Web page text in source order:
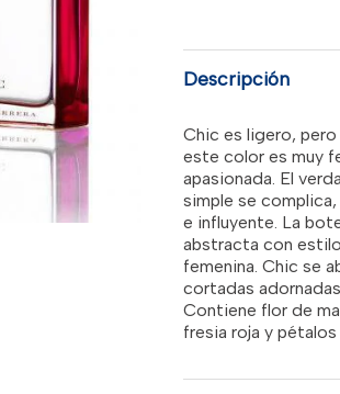
SPR
WOMEN
cantidad
Descripción
Chic es ligero,
este color es muy
apasionada. El
simple se
e influyente. La
abstracta con
femenina. Chic se
cortadas
Contiene flor de
fresia roja y pétalos